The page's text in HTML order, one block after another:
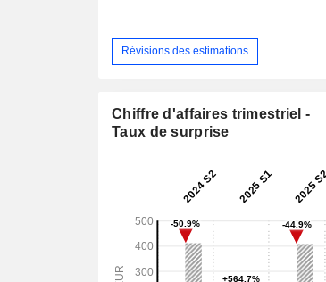
Révisions des estimations
Chiffre d'affaires trimestriel -
Taux de surprise